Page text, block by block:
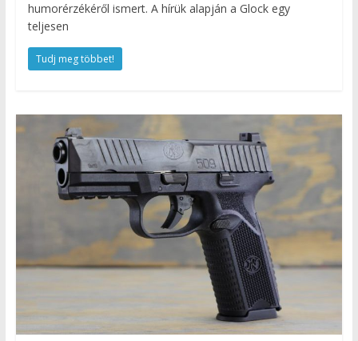
humorérzékéről ismert. A hírük alapján a Glock egy
teljesen
Tudj meg többet!